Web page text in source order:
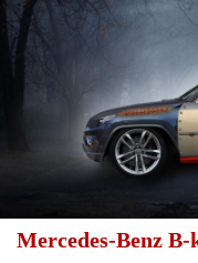
Mercedes-Benz B-